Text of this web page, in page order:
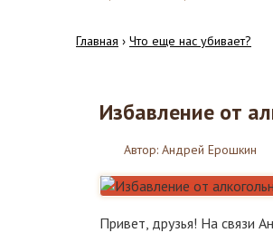
Главная › Что еще нас убивает?
Избавление от
Автор: Андрей Ерошкин
Привет, друзья! На связи